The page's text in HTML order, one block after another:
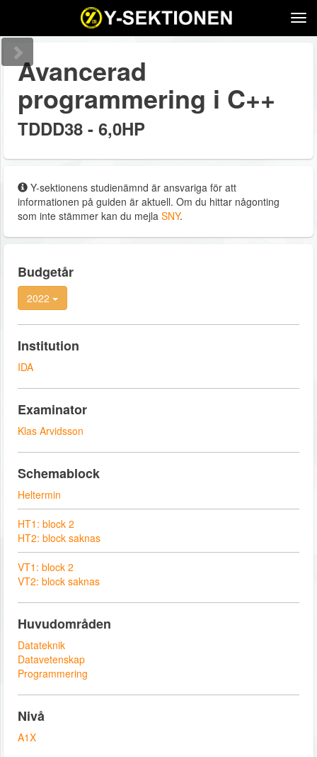
Avancerad
programmering i C++
TDDD38 - 6,0HP
Y-sektionens studienämnd är ansvariga för att
informationen på guiden är aktuell. Om du hittar någonting
som inte stämmer kan du mejla SNY.
Budgetår
2022
Institution
IDA
Examinator
Klas Arvidsson
Schemablock
Heltermin
HT1: block 2
HT2: block saknas
VT1: block 2
VT2: block saknas
Huvudområden
Datateknik
Datavetenskap
Programmering
Nivå
A1X